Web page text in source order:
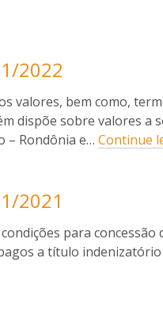
2022
valores, bem como,
dispõe sobre valores a
– Rondônia e… Continue
2021
para
a título indenizatório